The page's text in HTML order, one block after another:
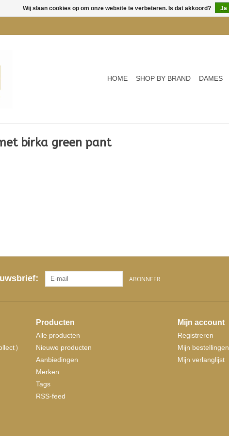
HOME SHOP BY BRAND DAMES
birka green pant
ABONNEER
Producten
Alle producten
Nieuwe producten
Aanbiedingen
Merken
Tags
RSS-feed
Mijn account
Registreren
Mijn bestellingen
Mijn verlanglijst
Wij slaan cookies op om onze website te verbeteren. Is dat akkoord? Ja